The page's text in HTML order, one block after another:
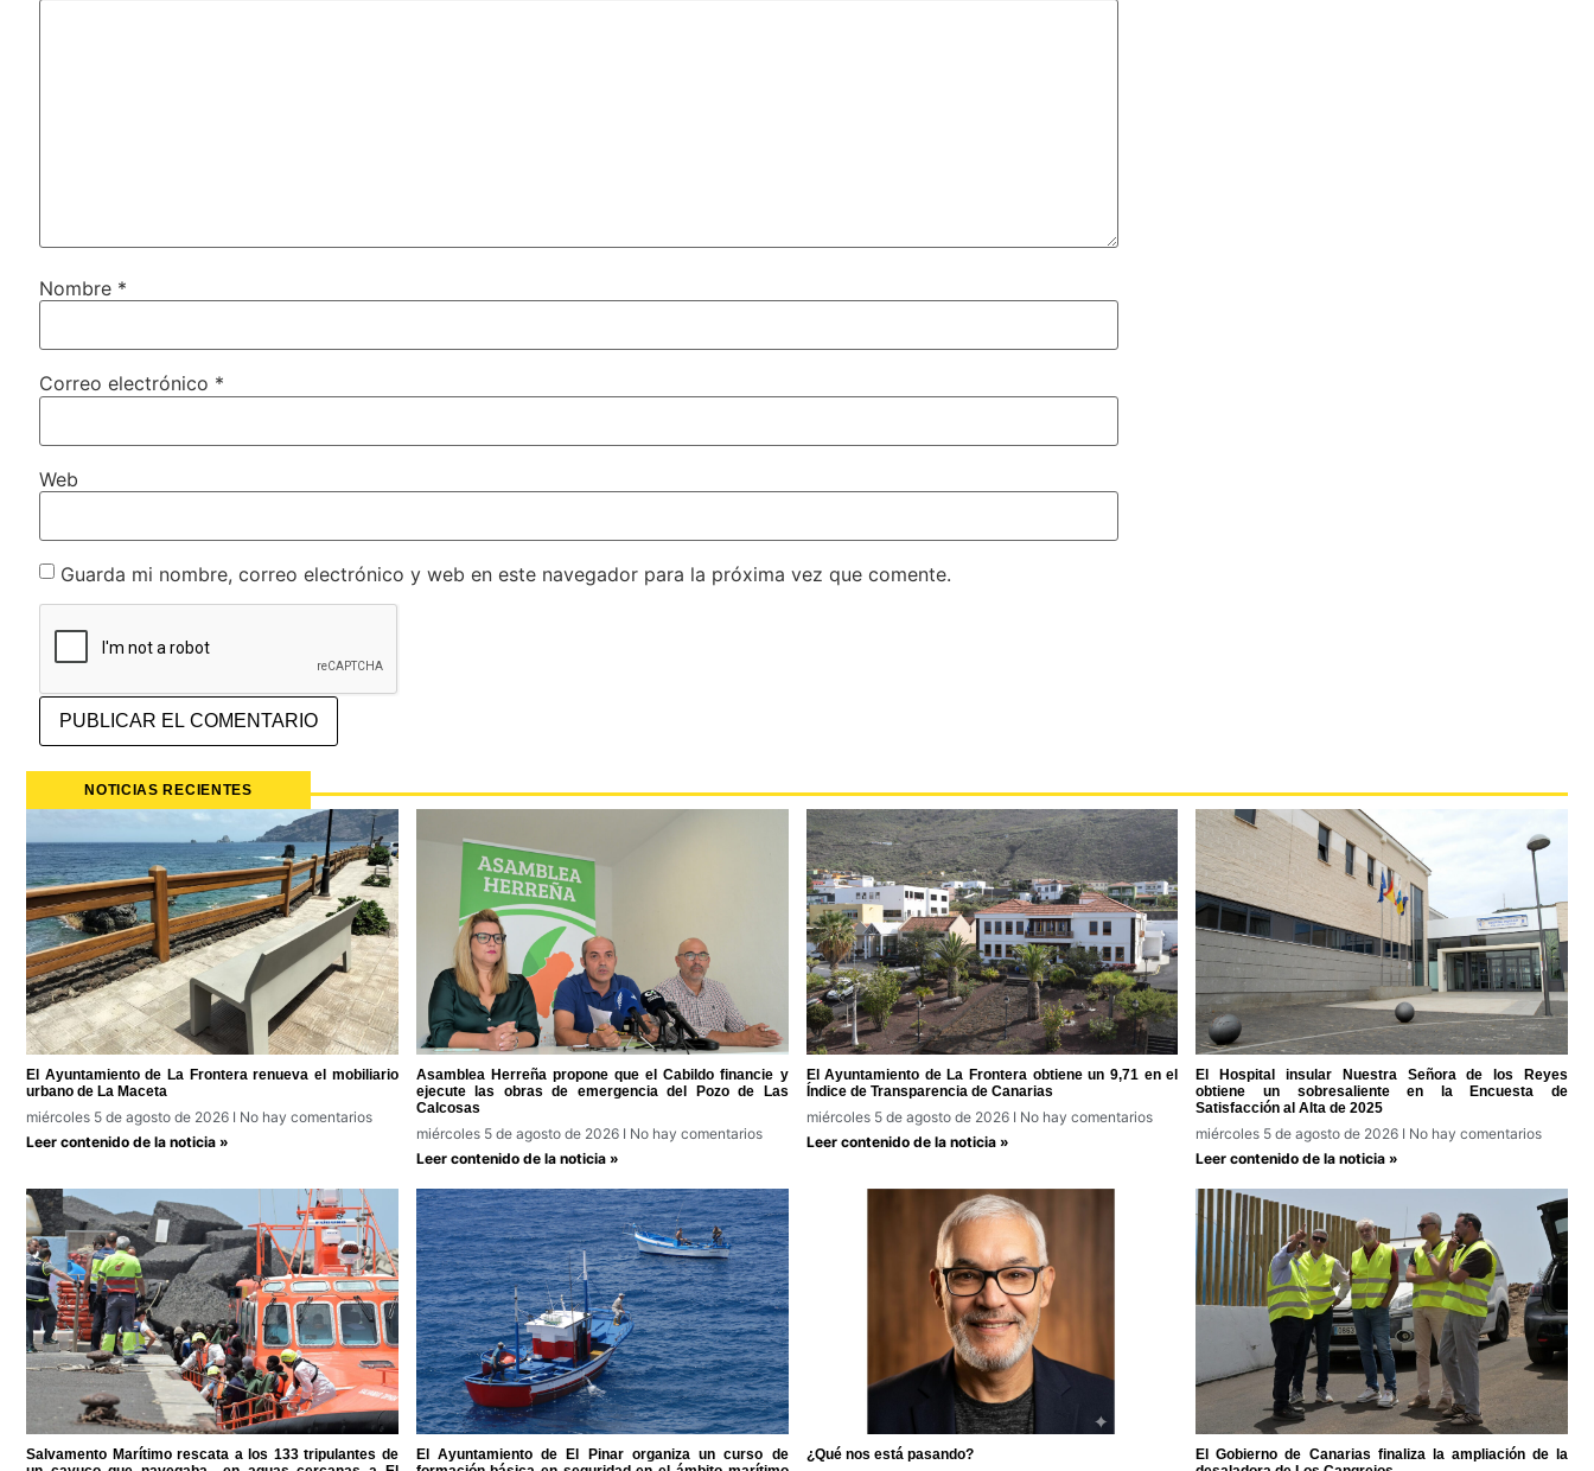
Nombre *
Correo electrónico *
Web
Guarda mi nombre, correo electrónico y web en este navegador para la próxima vez que comente.
NOTICIAS RECIENTES
El Ayuntamiento de La Frontera renueva el mobiliario
urbano de La Maceta
miércoles 5 de agosto de 2026
No hay comentarios
Leer contenido de la noticia »
Asamblea Herreña propone que el Cabildo financie y
ejecute las obras de emergencia del Pozo de Las
Calcosas
miércoles 5 de agosto de 2026
No hay comentarios
Leer contenido de la noticia »
El Ayuntamiento de La Frontera obtiene un 9,71 en el
Índice de Transparencia de Canarias
miércoles 5 de agosto de 2026
No hay comentarios
Leer contenido de la noticia »
El Hospital insular Nuestra Señora de los Reyes
obtiene un sobresaliente en la Encuesta de
Satisfacción al Alta de 2025
miércoles 5 de agosto de 2026
No hay comentarios
Leer contenido de la noticia »
Salvamento Marítimo rescata a los 133 tripulantes de
El Ayuntamiento de El Pinar organiza un curso de
¿Qué nos está pasando?
El Gobierno de Canarias finaliza la ampliación de la